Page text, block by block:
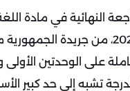
النهائية في مادة
والثانية) للصف الثالث الثانوي 2024،
على الوحدتين الأولى
تشبه إلى حد كبير